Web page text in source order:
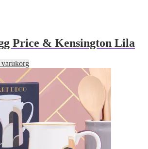
Price & Kensington Lila